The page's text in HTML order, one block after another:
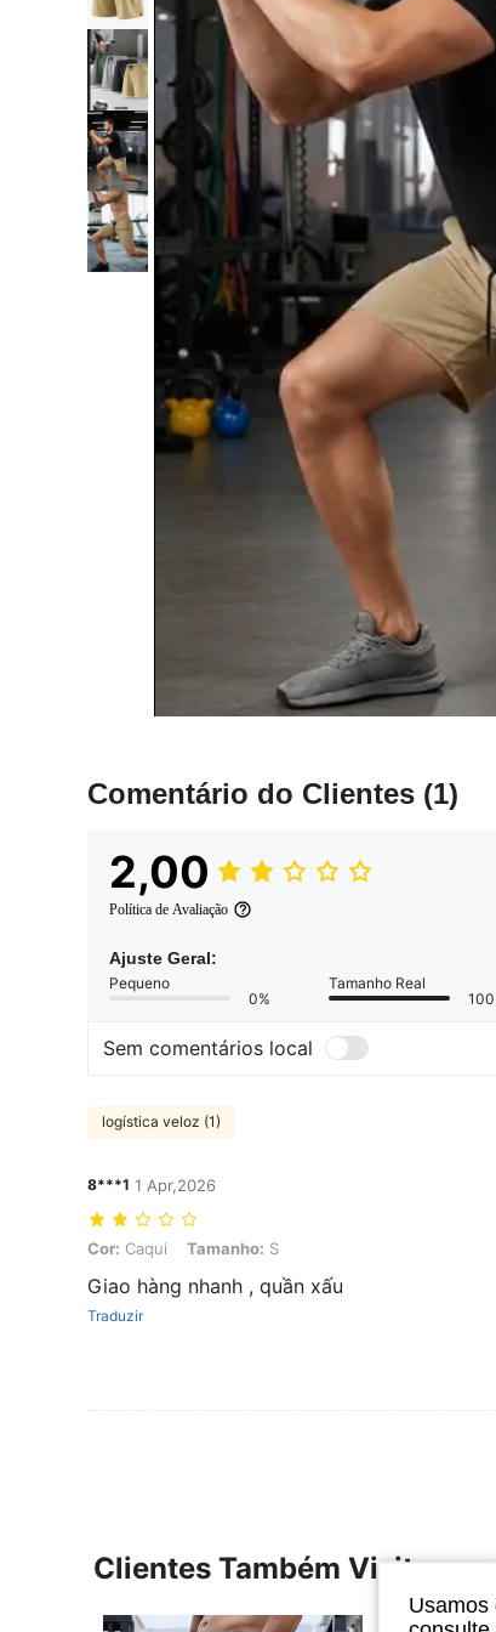
Comentário do Clientes (1)
2,00
Política de Avaliação
Ajuste Geral:
Pequeno
0%
Tamanho Real
Sem comentários local
logística veloz (1)
8***1 1 Apr,2026
Cor: Caqui, Tamanho: S
Cor: Caqui Tamanho: S
Giao hàng nhanh , quần xấu
Traduzir
Clientes Também Visitaram
Usamos